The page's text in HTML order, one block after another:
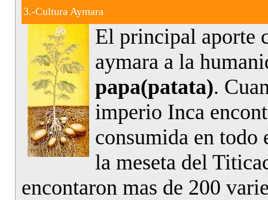
3.-Cultura Aymara
El principal aporte
aymara a la
papa(patata).
imperio Inca
consumida en
la meseta del
encontaron mas de 200